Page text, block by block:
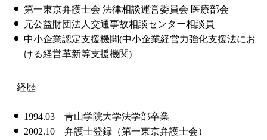
第一東京弁護士会 法律相談運営委員会 医療部会
元公益財団法人交通事故相談センター相談員
中小企業認定支援機関(中小企業経営力強化支援法にお
ける経営革新等支援機関)
経歴
1994.03 青山学院大学法学部卒業
2002.10 弁護士登録（第一東京弁護士会）